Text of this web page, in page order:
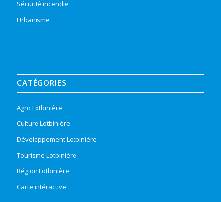
Sécurité incendie
Urbanisme
CATÉGORIES
Agro Lotbinière
Culture Lotbinière
Développement Lotbinière
Tourisme Lotbinière
Région Lotbinière
Carte intéractive